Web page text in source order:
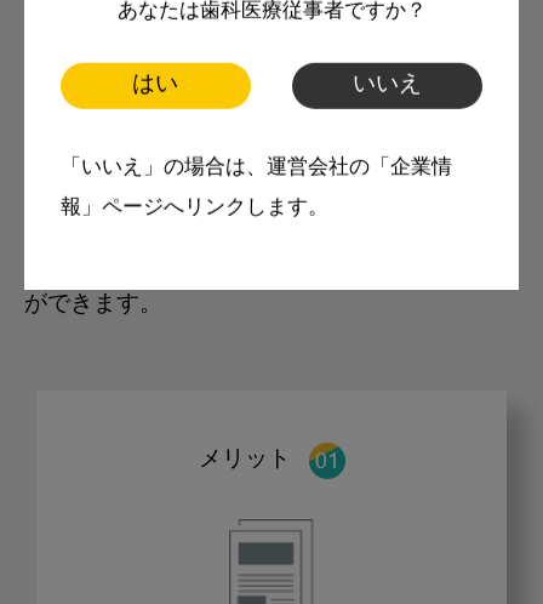
あなたは歯科医療従事者ですか？
はい いいえ
「いいえ」の場合は、運営会社の「企業情
報」ページへリンクします。
モリタ友の会
ができます。
メリット